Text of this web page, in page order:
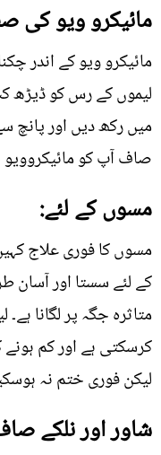
مائیکرو ویو کی
مائیکرو ویو کے اندر
لیموں کے رس کو ڈیڑھ
میں رکھ دیں اور پانچ
صاف آپ کو
مسوں کے لئے:
مسوں کا فوری علاج
کے لئے سستا اور آسان
متاثرہ جگہ پر لگانا
کرسکتی ہے اور کم
لیکن فوری ختم نہ
شاور اور نلکے